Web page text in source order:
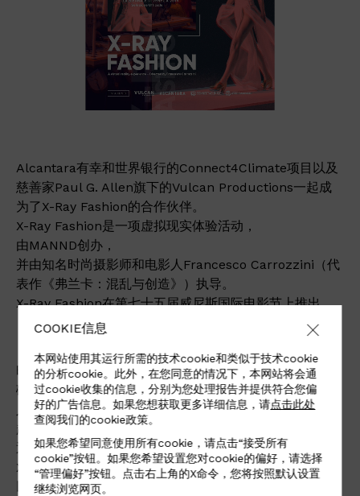
Alcantara有幸和世界银行的Connect4Climate项目以及
慈善家Paul G. Allen旗下的Vulcan Productions一起成
为了X-Ray Fashion的合作伙伴。
X-Ray Fashion是一项虚拟现实体验活动，
由MANND创办，
并由知名时尚摄影师和电影人Francesco Carrozzini（代
表作《弗兰卡：混乱与创造》）执导。
X-Ray Fashion在第七十五届威尼斯国际电影节上推出。
时尚工业制造了全世界20% 的垃圾废料和10% 的二氧化
碳排放。
人们经常把时尚与恶劣工作环境、
超时工作等侵犯劳工人权的现象联系在一起。
通过一个多感官沉浸式装置，
X-Ray Fashion将行业最阴暗的一面，
以及其对气候变化造成的影响呈现在人们面前。
COOKIE信息
本网站使用其运行所需的技术cookie和类似于技术cookie
的分析cookie。此外，在您同意的情况下，本网站将会通
过cookie收集的信息，分别为您处理报告并提供符合您偏
好的广告信息。如果您想获取更多详细信息，请点击此处
查阅我们的cookie政策。
如果您希望同意使用所有cookie，请点击“接受所有
cookie”按钮。如果您希望设置您对cookie的偏好，请选择
“管理偏好”按钮。点击右上角的X命令，您将按照默认设置
继续浏览网页。